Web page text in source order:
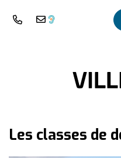
Nous téléphoner
Nous contacter
Les classes de